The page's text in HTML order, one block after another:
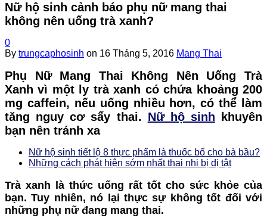
Nữ hộ sinh cảnh báo phụ nữ mang thai
không nên uống trà xanh?
0
By trungcaphosinh on 16 Tháng 5, 2016 Mang Thai
Phụ Nữ Mang Thai Không Nên Uống Trà
Xanh vì một ly trà xanh có chứa khoảng 200
mg caffein, nếu uống nhiều hơn, có thể làm
tăng nguy cơ sẩy thai. Nữ hộ sinh khuyên
bạn nên tránh xa
Nữ hộ sinh tiết lộ 8 thực phẩm là thuốc bổ cho bà bầu?
Những cách phát hiện sớm nhất thai nhi bị dị tật
Trà xanh là thức uống rất tốt cho sức khỏe của
bạn. Tuy nhiên, nó lại thực sự không tốt đối với
những phụ nữ đang mang thai.